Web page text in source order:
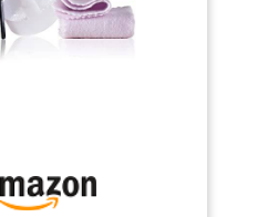
: la formule claire est sans
sans parfum ni colorants et
- sans résidus sur les objets